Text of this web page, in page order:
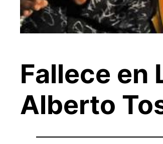
Fallece en
Alberto